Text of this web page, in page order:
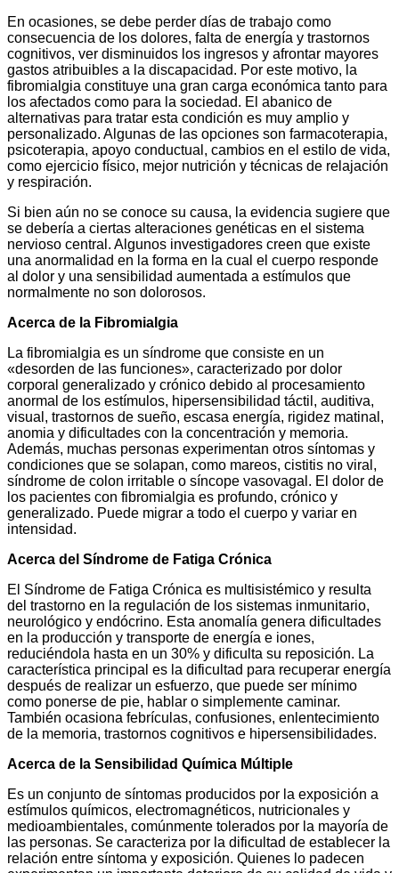
En ocasiones, se debe perder días de trabajo como
consecuencia de los dolores, falta de energía y trastornos
cognitivos, ver disminuidos los ingresos y afrontar mayores
gastos atribuibles a la discapacidad. Por este motivo, la
fibromialgia constituye una gran carga económica tanto para
los afectados como para la sociedad. El abanico de
alternativas para tratar esta condición es muy amplio y
personalizado. Algunas de las opciones son farmacoterapia,
psicoterapia, apoyo conductual, cambios en el estilo de vida,
como ejercicio físico, mejor nutrición y técnicas de relajación
y respiración.
Si bien aún no se conoce su causa, la evidencia sugiere que
se debería a ciertas alteraciones genéticas en el sistema
nervioso central. Algunos investigadores creen que existe
una anormalidad en la forma en la cual el cuerpo responde
al dolor y una sensibilidad aumentada a estímulos que
normalmente no son dolorosos.
Acerca de la Fibromialgia
La fibromialgia es un síndrome que consiste en un
«desorden de las funciones», caracterizado por dolor
corporal generalizado y crónico debido al procesamiento
anormal de los estímulos, hipersensibilidad táctil, auditiva,
visual, trastornos de sueño, escasa energía, rigidez matinal,
anomia y dificultades con la concentración y memoria.
Además, muchas personas experimentan otros síntomas y
condiciones que se solapan, como mareos, cistitis no viral,
síndrome de colon irritable o síncope vasovagal. El dolor de
los pacientes con fibromialgia es profundo, crónico y
generalizado. Puede migrar a todo el cuerpo y variar en
intensidad.
Acerca del Síndrome de Fatiga Crónica
El Síndrome de Fatiga Crónica es multisistémico y resulta
del trastorno en la regulación de los sistemas inmunitario,
neurológico y endócrino. Esta anomalía genera dificultades
en la producción y transporte de energía e iones,
reduciéndola hasta en un 30% y dificulta su reposición. La
característica principal es la dificultad para recuperar energía
después de realizar un esfuerzo, que puede ser mínimo
como ponerse de pie, hablar o simplemente caminar.
También ocasiona febrículas, confusiones, enlentecimiento
de la memoria, trastornos cognitivos e hipersensibilidades.
Acerca de la Sensibilidad Química Múltiple
Es un conjunto de síntomas producidos por la exposición a
estímulos químicos, electromagnéticos, nutricionales y
medioambientales, comúnmente tolerados por la mayoría de
las personas. Se caracteriza por la dificultad de establecer la
relación entre síntoma y exposición. Quienes lo padecen